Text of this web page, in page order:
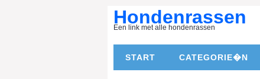
Hondenrassen
Een link met alle hondenrassen
START CATEGORIE�N